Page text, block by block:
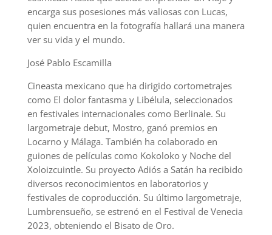
encarga sus posesiones más valiosas con Lucas,
quien encuentra en la fotografía hallará una manera
ver su vida y el mundo.
José Pablo Escamilla
Cineasta mexicano que ha dirigido cortometrajes
como El dolor fantasma y Libélula, seleccionados
en festivales internacionales como Berlinale. Su
largometraje debut, Mostro, ganó premios en
Locarno y Málaga. También ha colaborado en
guiones de películas como Kokoloko y Noche del
Xoloizcuintle. Su proyecto Adiós a Satán ha recibido
diversos reconocimientos en laboratorios y
festivales de coproducción. Su último largometraje,
Lumbrensueño, se estrenó en el Festival de Venecia
2023, obteniendo el Bisato de Oro.